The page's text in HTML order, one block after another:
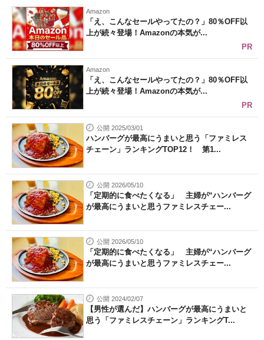
ちょっと気になるネットの話題
Amazon
「え、こんなセールやってたの？」80％OFF以
上が続々登場！Amazonの本気が...
PR
Amazon
「え、こんなセールやってたの？」80％OFF以
上が続々登場！Amazonの本気が...
PR
公開 2025/03/01
ハンバーグが最高にうまいと思う「ファミレス
チェーン」ランキングTOP12！ 第1...
公開 2026/05/10
「定期的に食べたくなる」 主婦が“ハンバーグ
が最高にうまいと思うファミレスチェー...
公開 2026/05/10
「定期的に食べたくなる」 主婦が“ハンバーグ
が最高にうまいと思うファミレスチェー...
公開 2024/02/07
【男性が選んだ】ハンバーグが最高にうまいと
思う「ファミレスチェーン」ランキングT...